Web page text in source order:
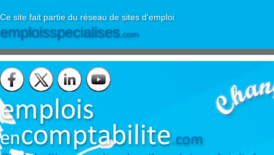
Ce site fait partie du réseau de sites d'emploi
emploisspecialises.com